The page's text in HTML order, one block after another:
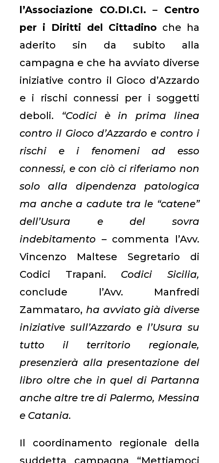
l’Associazione CO.DI.CI. – Centro
per i Diritti del Cittadino che ha
aderito sin da subito alla
campagna e che ha avviato diverse
iniziative contro il Gioco d’Azzardo
e i rischi connessi per i soggetti
deboli. “Codici è in prima linea
contro il Gioco d’Azzardo e contro i
rischi e i fenomeni ad esso
connessi, e con ciò ci riferiamo non
solo alla dipendenza patologica
ma anche a cadute tra le “catene”
dell’Usura e del sovra
indebitamento – commenta l’Avv.
Vincenzo Maltese Segretario di
Codici Trapani. Codici Sicilia,
conclude l’Avv. Manfredi
Zammataro, ha avviato già diverse
iniziative sull’Azzardo e l’Usura su
tutto il territorio regionale,
presenzierà alla presentazione del
libro oltre che in quel di Partanna
anche altre tre di Palermo, Messina
e Catania.
Il coordinamento regionale della
suddetta campagna “Mettiamoci